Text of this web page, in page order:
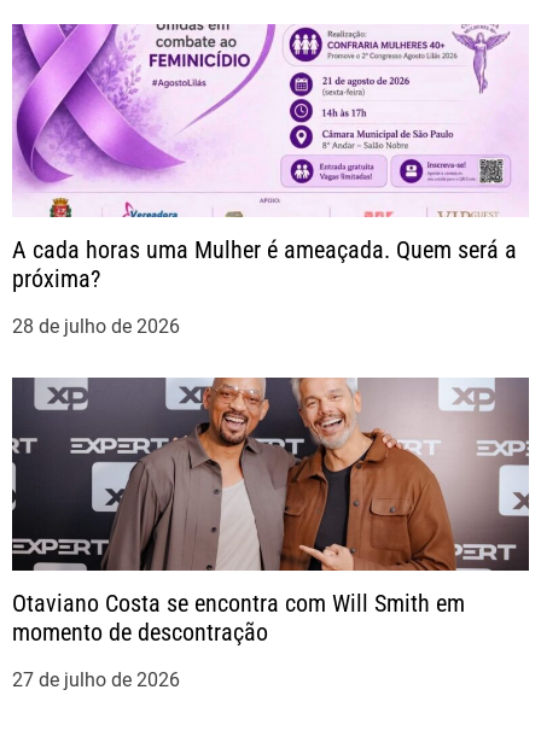
P
o
s
A cada horas uma Mulher é ameaçada. Quem será a
próxima?
28 de julho de 2026
Otaviano Costa se encontra com Will Smith em
momento de descontração
27 de julho de 2026